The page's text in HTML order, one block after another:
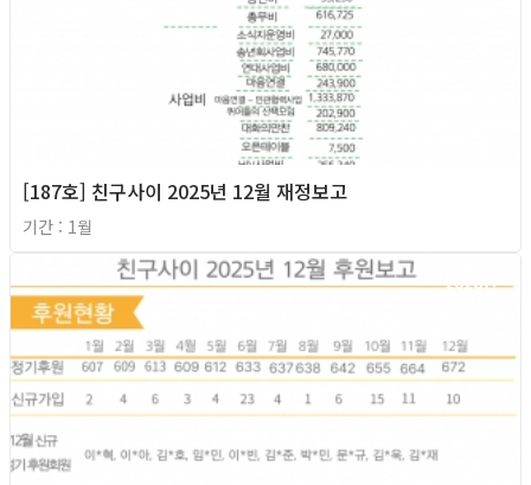
[187호] 친구사이 2025년 12월 재정보고
기간 : 1월
2026년